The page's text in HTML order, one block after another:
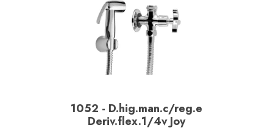
1052 - D.hig.man.c/reg.e
Deriv.flex.1/4v Joy